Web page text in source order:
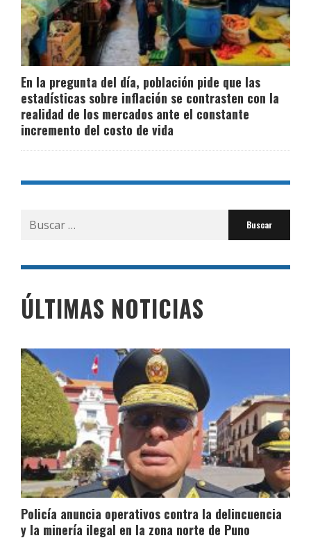
En la pregunta del día, población pide que las
estadísticas sobre inflación se contrasten con la
realidad de los mercados ante el constante
incremento del costo de vida
Buscar
por:
ÚLTIMAS NOTICIAS
Policía anuncia operativos contra la delincuencia
y la minería ilegal en la zona norte de Puno